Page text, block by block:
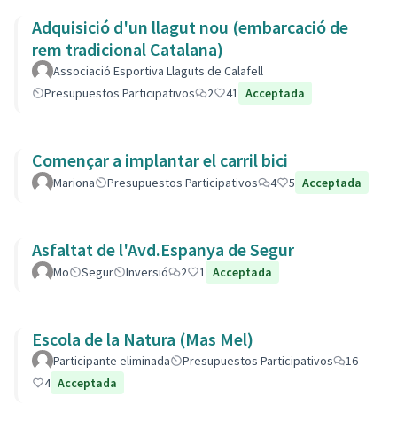
Adquisició d'un llagut nou (embarcació de
rem tradicional Catalana)
Associació Esportiva Llaguts de Calafell
Presupuestos Participativos
2 41 Acceptada
Començar a implantar el carril bici
Mariona Presupuestos Participativos 4 5 Acceptada
Asfaltat de l'Avd.Espanya de Segur
Mo Segur Inversió 2 1 Acceptada
Escola de la Natura (Mas Mel)
Participante eliminada Presupuestos Participativos
16
4 Acceptada